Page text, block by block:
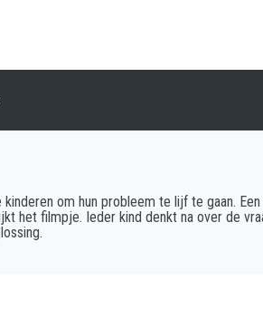
om hun probleem te lijf te gaan.
het filmpje. Ieder kind denkt na over de